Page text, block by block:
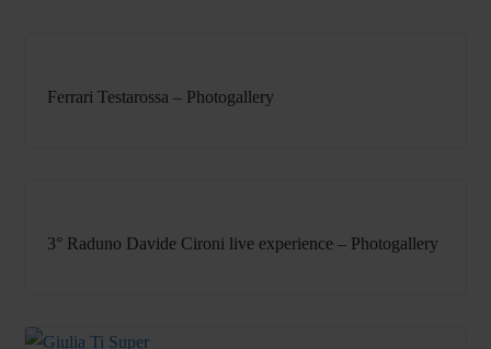
Ferrari Testarossa – Photogallery
3° Raduno Davide Cironi live experience – Photogallery